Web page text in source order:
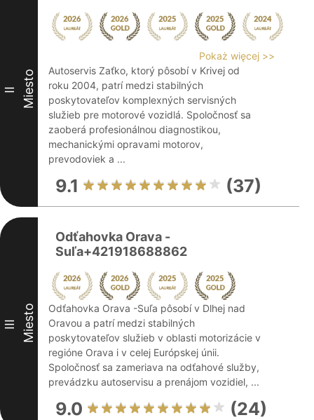
II Miesto
Pokaż więcej >>
Autoservis Zaťko, ktorý pôsobí v Krivej od
roku 2004, patrí medzi stabilných
poskytovateľov komplexných servisných
služieb pre motorové vozidlá. Spoločnosť sa
zaoberá profesionálnou diagnostikou,
mechanickými opravami motorov,
prevodoviek a ...
9.1 (37)
III Miesto
Odťahovka Orava -
Suľa+421918688862
Odťahovka Orava -Suľa pôsobí v Dlhej nad
Oravou a patrí medzi stabilných
poskytovateľov služieb v oblasti motorizácie v
regióne Orava i v celej Európskej únii.
Spoločnosť sa zameriava na odťahové služby,
prevádzku autoservisu a prenájom vozidiel, ...
9.0 (24)